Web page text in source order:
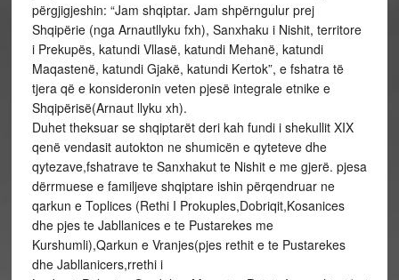
përgjigjeshin: “Jam shqiptar. Jam shpërngulur prej
Shqipërie (nga Arnautllyku fxh), Sanxhaku i Nishit, territore
i Prekupës, katundi Vllasë, katundi Mehanë, katundi
Maqastenë, katundi Gjakë, katundi Kertok”, e fshatra të
tjera që e konsideronin veten pjesë integrale etnike e
Shqipërisë(Arnaut llyku xh).
Duhet theksuar se shqiptarët deri kah fundi i shekullit XIX
qenë vendasit autokton ne shumicën e qyteteve dhe
qytezave,fshatrave te Sanxhakut te Nishit e me gjerë. pjesa
dërrmuese e familjeve shqiptare ishin përqendruar ne
qarkun e Toplices (Rethi I Prokuples,Dobriqit,Kosanices
dhe pjes te Jabllanices e te Pustarekes me
Kurshumli),Qarkun e Vranjes(pjes rethit e te Pustarekes
dhe Jabllanicers,rrethi i